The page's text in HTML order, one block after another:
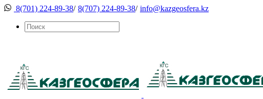
8(701) 224-89-38/ 8(707) 224-89-38/ info@kazgeosfera.kz